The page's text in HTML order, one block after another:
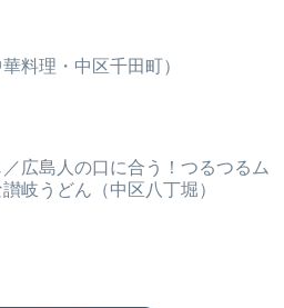
料理・中区千田町）
広島人の口に合う！つるつるム
岐うどん（中区八丁堀）